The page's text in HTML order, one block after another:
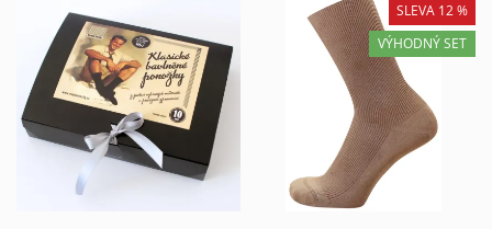
SLEVA 12 %
VÝHODNÝ SET